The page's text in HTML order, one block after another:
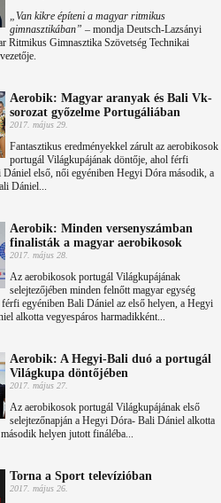
„Van kikre építeni a magyar ritmikus
gimnasztikában” – mondja Deutsch-Lazsányi
Ritmikus Gimnasztika Szövetség Technikai
Aerobik: Magyar aranyak és Bali Vk-
sorozat győzelme Portugáliában
2017. május 29.
Fantasztikus eredményekkel zárult az aerobikosok
portugál Világkupájának döntője, ahol férfi
Dániel első, női egyéniben Hegyi Dóra második, a
Dániel...
Aerobik: Minden versenyszámban
finalisták a magyar aerobikosok
2017. május 28.
Az aerobikosok portugál Világkupájának
selejtezőjében minden felnőtt magyar egység
egyéniben Bali Dániel az első helyen, a Hegyi
alkotta vegyespáros harmadikként...
Aerobik: A Hegyi-Bali duó a portugál
Világkupa döntőjében
2017. május 27.
Az aerobikosok portugál Világkupájának első
selejtezőnapján a Hegyi Dóra- Bali Dániel alkotta
helyen jutott fináléba...
Torna a Sport televízióban
2017. május 26.